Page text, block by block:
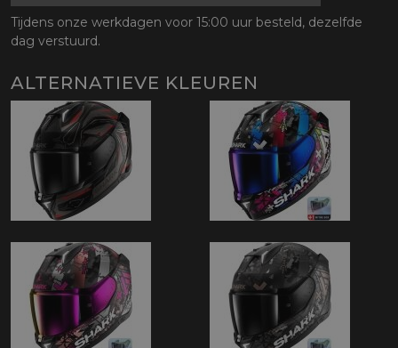
Tijdens onze werkdagen voor 15:00 uur besteld, dezelfde
dag verstuurd.
ALTERNATIEVE KLEUREN